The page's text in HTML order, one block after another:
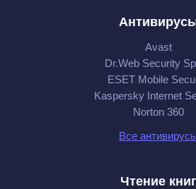
Avast
Dr.Web Security
ESET Mobile
Kaspersky Internet
Norton 360
Все
Чтение книг